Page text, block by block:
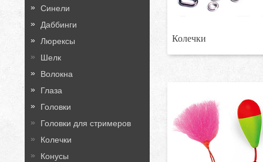
Синели
Даббинги
Люрексы
Шелк
Волокна
Глаза
Головки
Головки для стримеров
Колечки
Конусы
Колечки